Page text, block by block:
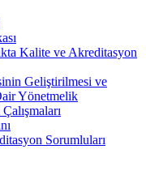
Kalite ve Akreditasyon
Geliştirilmesi ve
Yönetmelik
Sorumluları